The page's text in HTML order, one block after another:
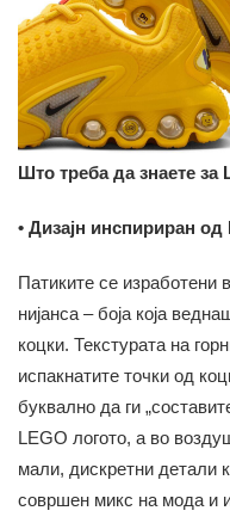
Што треба да знаете за
• Дизајн инспириран од
Патиките се изработени
нијанса – боја која
коцки. Текстурата на
испакнатите точки од
буквално да ги
LEGO логото, а во
мали, дискретни детали
совршен микс на мода и